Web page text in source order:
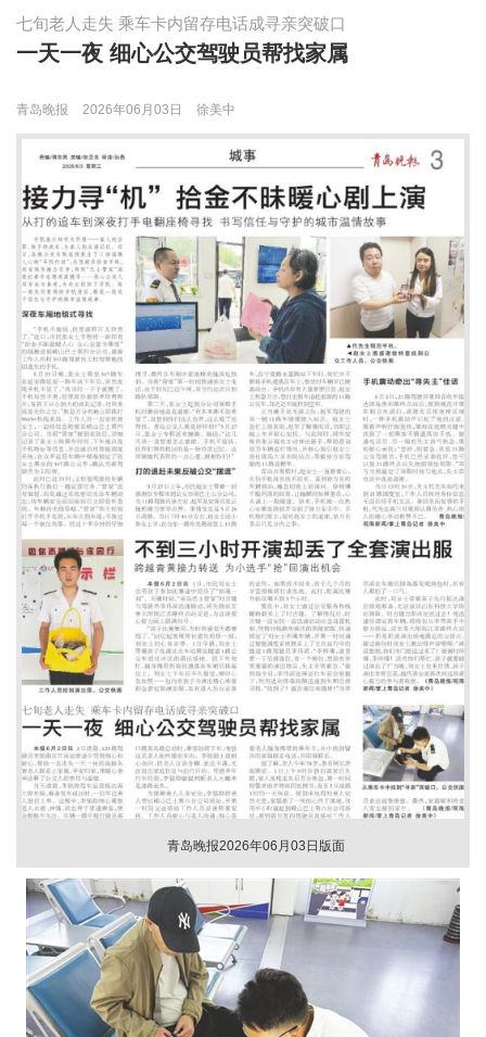
七旬老人走失 乘车卡内留存电话成寻亲突破口
一天一夜 细心公交驾驶员帮找家属
青岛晚报 2026年06月03日 徐美中
青岛晚报2026年06月03日版面